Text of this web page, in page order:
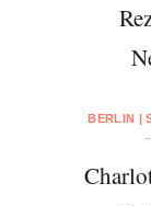
BERLIN |